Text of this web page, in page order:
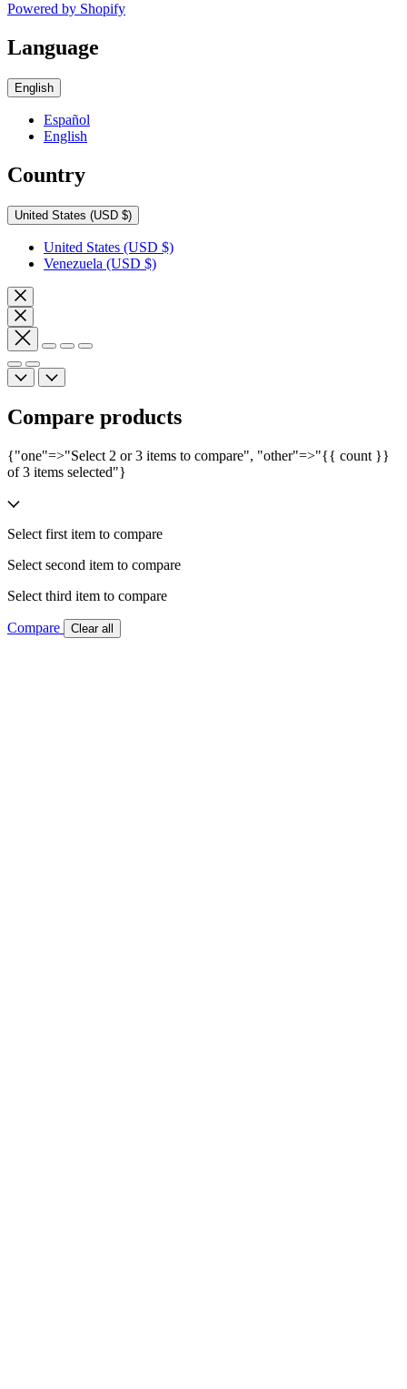
Powered by Shopify
Language
English
Español
English
Country
United States (USD $)
United States (USD $)
Venezuela (USD $)
Compare products
{"one"=>"Select 2 or 3 items to compare", "other"=>"{{ count }}
of 3 items selected"}
Select first item to compare
Select second item to compare
Select third item to compare
Compare Clear all